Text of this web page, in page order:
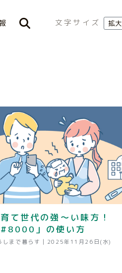
文字サイズ 拡大
て世代の強～い味方！
#8000」の使い方
しまで暮らす | 2025年11月26日(水)